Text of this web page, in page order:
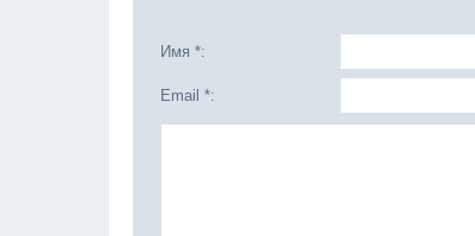
Имя *:
Email *: